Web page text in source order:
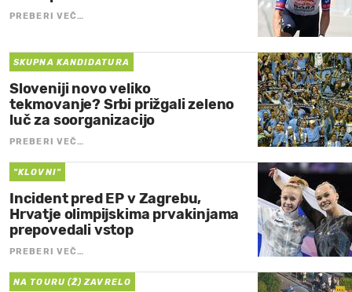
PREBERI VEČ…
SKUPNA KANDIDATURA
Sloveniji novo veliko
tekmovanje? Srbi prižgali zeleno
luč za soorganizacijo
PREBERI VEČ…
"KLOVNI"
Incident pred EP v Zagrebu,
Hrvatje olimpijskima prvakinjama
prepovedali vstop
PREBERI VEČ…
NA TOURU (Ž) ZAVRELO